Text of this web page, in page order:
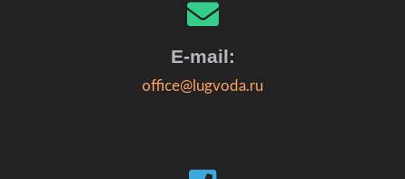
E-mail:
office@lugvoda.ru